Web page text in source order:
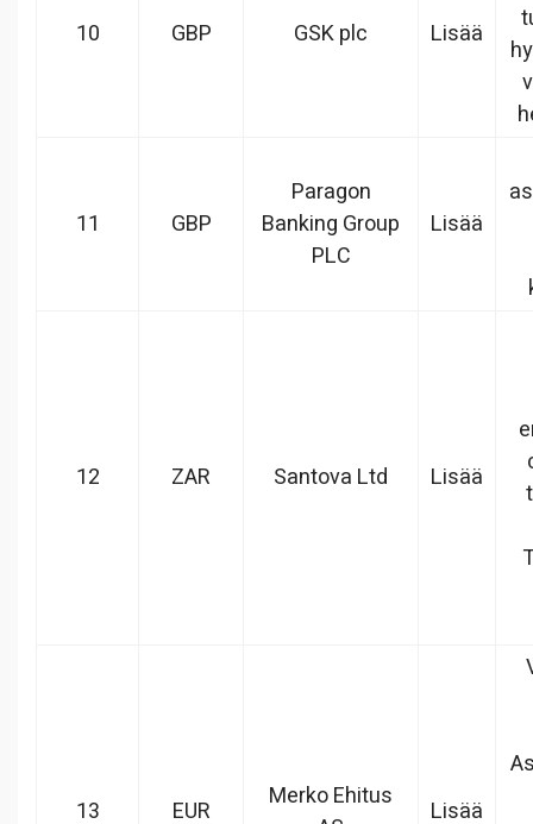
10 GBP GSK plc Lisää
11 GBP
Paragon
Banking Group
PLC
Lisää
12 ZAR Santova Ltd Lisää
13 EUR
Merko Ehitus
Lisää